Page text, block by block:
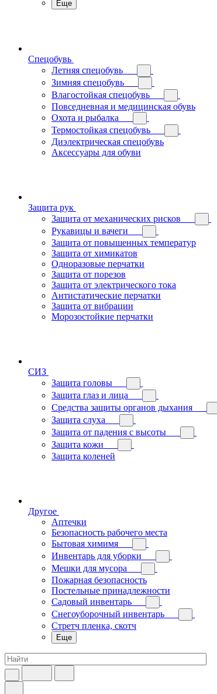
Еще
Спецобувь
Летняя спецобувь
Зимняя спецобувь
Влагостойкая спецобувь
Повседневная и медицинская обувь
Охота и рыбалка
Термостойкая спецобувь
Диэлектрическая спецобувь
Аксессуары для обуви
Защита рук
Защита от механических рисков
Рукавицы и вачеги
Защита от повышенных температур
Защита от химикатов
Одноразовые перчатки
Защита от порезов
Защита от электрического тока
Антистатические перчатки
Защита от вибрации
Морозостойкие перчатки
СИЗ
Защита головы
Защита глаз и лица
Средства защиты органов дыхания
Защита слуха
Защита от падения с высоты
Защита кожи
Защита коленей
Другое
Аптечки
Безопасность рабочего места
Бытовая химимя
Инвентарь для уборки
Мешки для мусора
Пожарная безопасность
Постельные принадлежности
Садовый инвентарь
Снегоуборочный инвентарь
Стретч пленка, скотч
Еще